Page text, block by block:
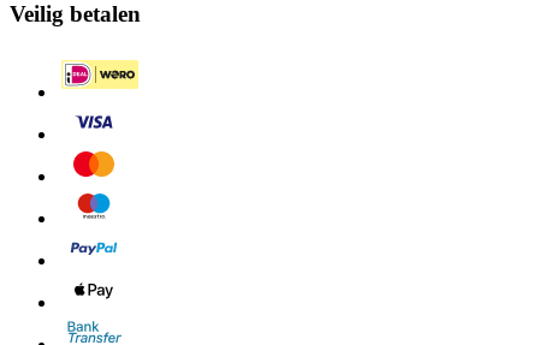
Veilig betalen